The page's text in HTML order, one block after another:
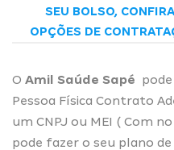
SEU BOLSO,
OPÇÕES DE
O Amil Saúde Sapé
Pessoa Física Contrato
um CNPJ ou MEI ( Com
pode fazer o seu plano